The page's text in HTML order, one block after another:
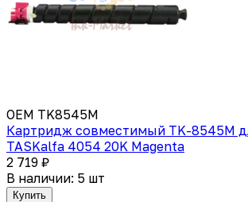
OEM TK8545M
Картридж совместимый TK-8545M
TASKalfa 4054 20K Magenta
2 719 ₽
В наличии: 5 шт
Купить